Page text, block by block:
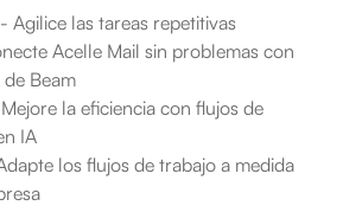
- Agilice las tareas repetitivas
Acelle Mail sin problemas con
Beam
la eficiencia con flujos de
IA
los flujos de trabajo a medida